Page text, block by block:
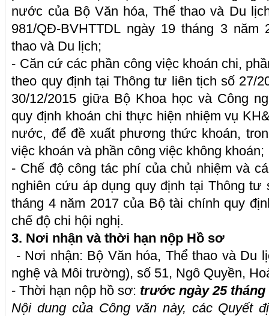
nước của Bộ Văn hóa, Thể thao và Du
981/QĐ-BVHTTDL ngày 19 tháng 3 năm
thao và Du lịch;
- Căn cứ các phần công việc khoán chi,
theo quy định tại Thông tư liên tịch số 27/
30/12/2015 giữa Bộ Khoa học và Công
quy định khoán chi thực hiện nhiệm vụ
nước, để đề xuất phương thức khoán,
việc khoán và phần công việc không khoán;
- Chế độ công tác phí của chủ nhiệm và
nghiên cứu áp dụng quy định tại Thông tư
tháng 4 năm 2017 của Bộ tài chính quy
chế độ chi hội nghị.
3. Nơi nhận và thời hạn nộp Hồ sơ
- Nơi nhận: Bộ Văn hóa, Thể thao và Du
nghệ và Môi trường), số 51, Ngô Quyền,
- Thời hạn nộp hồ sơ: trước ngày 25 tháng
Nội dung của Công văn này, các Quyết